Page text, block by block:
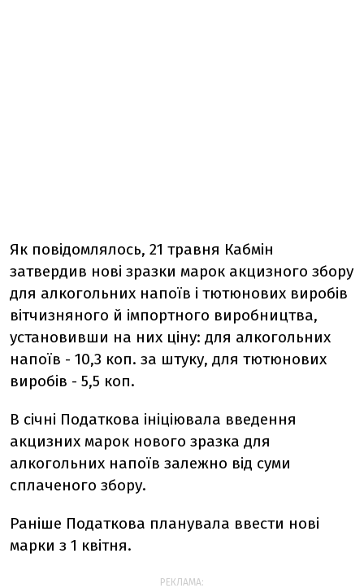
Як повідомлялось, 21 травня Кабмін
затвердив нові зразки марок акцизного збору
для алкогольних напоїв і тютюнових виробів
вітчизняного й імпортного виробництва,
установивши на них ціну: для алкогольних
напоїв - 10,3 коп. за штуку, для тютюнових
виробів - 5,5 коп.
В січні Податкова ініціювала введення
акцизних марок нового зразка для
алкогольних напоїв залежно від суми
сплаченого збору.
Раніше Податкова планувала ввести нові
марки з 1 квітня.
РЕКЛАМА: